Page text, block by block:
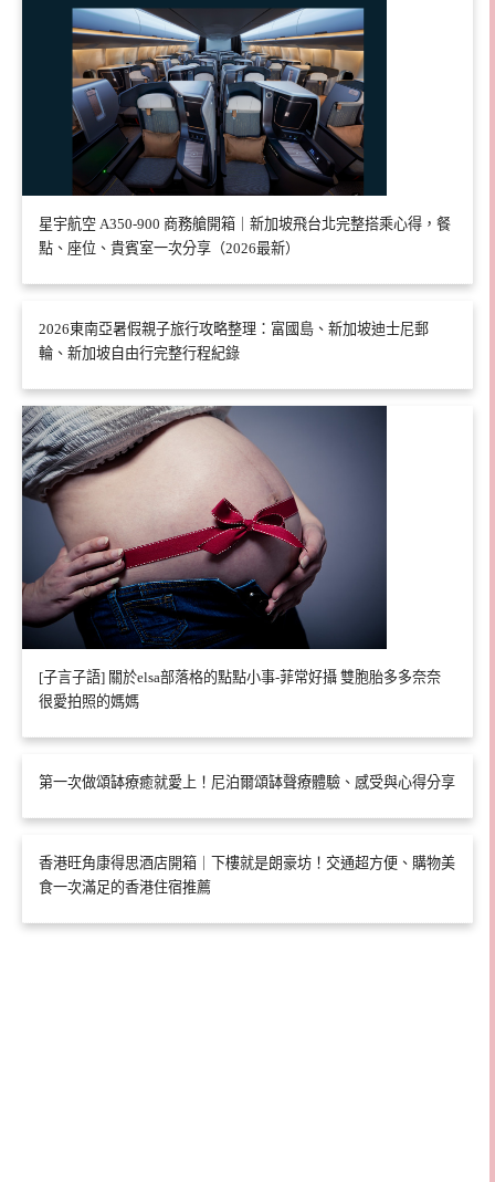
星宇航空 A350-900 商務艙開箱｜新加坡飛台北完整搭乘心得，餐
點、座位、貴賓室一次分享（2026最新）
2026東南亞暑假親子旅行攻略整理：富國島、新加坡迪士尼郵
輪、新加坡自由行完整行程紀錄
[子言子語] 關於elsa部落格的點點小事-菲常好攝 雙胞胎多多奈奈
很愛拍照的媽媽
第一次做頌缽療癒就愛上！尼泊爾頌缽聲療體驗、感受與心得分享
香港旺角康得思酒店開箱｜下樓就是朗豪坊！交通超方便、購物美
食一次滿足的香港住宿推薦